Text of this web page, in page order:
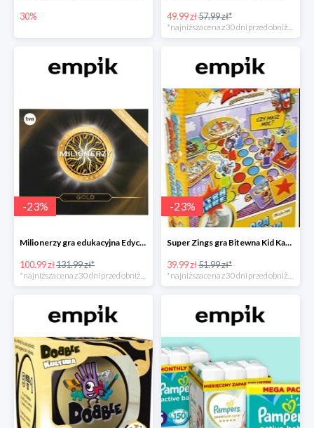
30% 49.99 zł57.99 zł*
-23%
Milionerzy gra edukacyjna Edycja Gold w super cenie w Empiku Premium
100.99 zł131.99 zł*
*najniższa cena z 30 dni przed obniżką
-23%
Super Zings gra Bitewna Kid Kazom w super cenie w Empiku Premium
39.99 zł51.99 zł*
*najniższa cena z 30 dni przed obniżką